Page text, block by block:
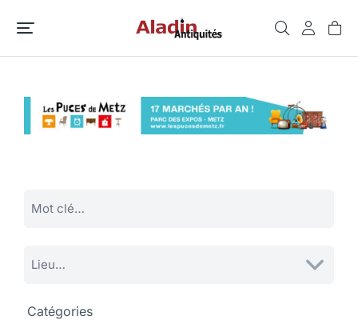
Catégories